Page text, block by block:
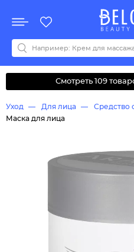
Все бренды
0-9ABCDEFGHIJKLMNOPQRST
Смотреть 109
Уход Для лица
Средство
Маска для лица